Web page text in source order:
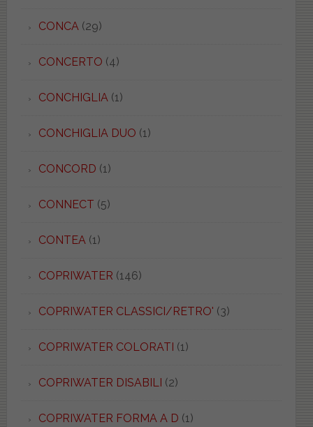
CONCA (29)
CONCERTO (4)
CONCHIGLIA (1)
CONCHIGLIA DUO (1)
CONCORD (1)
CONNECT (5)
CONTEA (1)
COPRIWATER (146)
COPRIWATER CLASSICI/RETRO' (3)
COPRIWATER COLORATI (1)
COPRIWATER DISABILI (2)
COPRIWATER FORMA A D (1)